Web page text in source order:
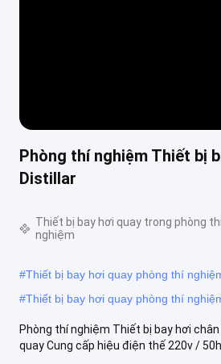
Phòng thí nghiệm Thiết bị
Distillar
Thiết bị bay hơi quay trong phòng
nghiệm
#Thiết bị bay hơi quay phòng thí
#Thiết bị bay hơi quay phòng thí
Phòng thí nghiệm Thiết bị bay hơi
quay Cung cấp hiệu điện thế 220v /